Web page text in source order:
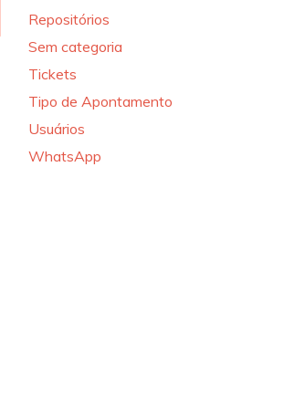
Repositórios
Sem categoria
Tickets
Tipo de Apontamento
Usuários
WhatsApp